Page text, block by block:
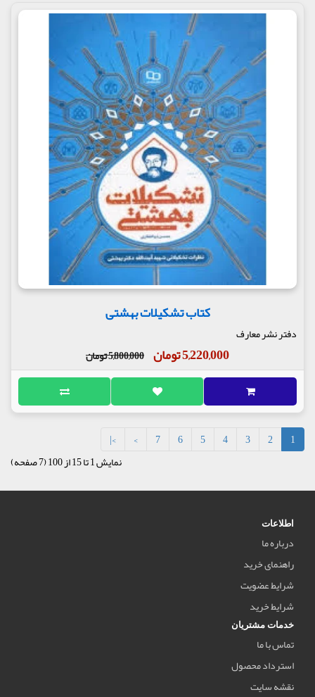
کتاب تشکیلات بهشتی
دفتر نشر معارف
5,220,000 تومان 5,800,000 تومان
1
2
3
4
5
6
7
>
>|
نمایش 1 تا 15 از 100 (7 صفحه)
اطلاعات
درباره ما
راهنمای خرید
شرایط عضویت
شرایط خرید
خدمات مشتریان
تماس با ما
استرداد محصول
نقشه سایت